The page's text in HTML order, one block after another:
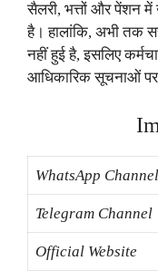
सैलरी, भत्तों और पेंशन
है। हालांकि, अभी तक
नहीं हुई है, इसलिए
आधिकारिक सूचनाओं पर
WhatsApp Channel
Telegram Channel
Official Website